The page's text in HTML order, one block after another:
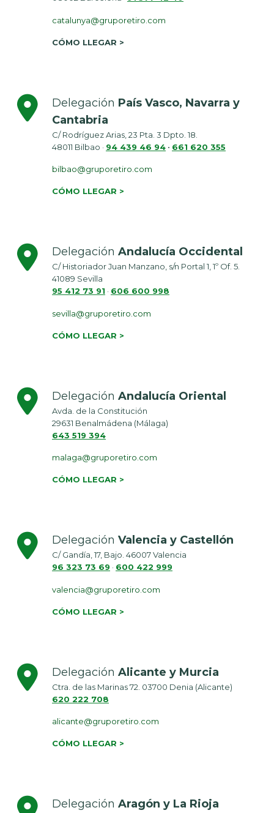
catalunya@gruporetiro.com
CÓMO LLEGAR >
Delegación País Vasco, Navarra y
Cantabria
C/ Rodríguez Arias, 23 Pta. 3 Dpto. 18.
48011 Bilbao · 94 439 46 94 • 661 620 355
bilbao@gruporetiro.com
CÓMO LLEGAR >
Delegación Andalucía Occidental
C/ Historiador Juan Manzano, s/n Portal 1, 1º Of. 5.
41089 Sevilla
95 412 73 91 · 606 600 998
sevilla@gruporetiro.com
CÓMO LLEGAR >
Delegación Andalucía Oriental
Avda. de la Constitución
29631 Benalmádena (Málaga)
643 519 394
malaga@gruporetiro.com
CÓMO LLEGAR >
Delegación Valencia y Castellón
C/ Gandía, 17, Bajo. 46007 Valencia
96 323 73 69 · 600 422 999
valencia@gruporetiro.com
CÓMO LLEGAR >
Delegación Alicante y Murcia
Ctra. de las Marinas 72. 03700 Denia (Alicante)
620 222 708
alicante@gruporetiro.com
CÓMO LLEGAR >
Delegación Aragón y La Rioja